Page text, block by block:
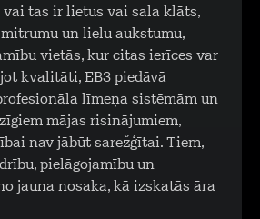
vai tas ir lietus vai sala klāts,
un lielu aukstumu,
vietās, kur citas ierīces var
kvalitāti, EB3 piedāvā
līmeņa sistēmām un
mājas risinājumiem,
nav jābūt sarežģītai. Tiem,
pielāgojamību un
jauna nosaka, kā izskatās āra